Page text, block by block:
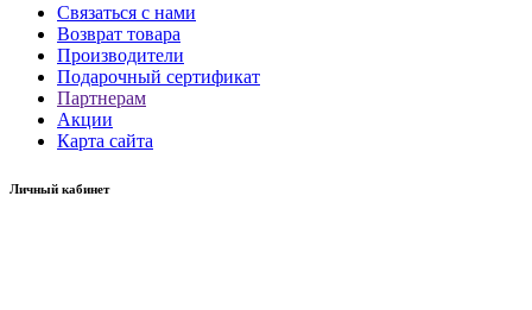
Связаться с нами
Возврат товара
Производители
Подарочный сертификат
Партнерам
Акции
Карта сайта
Личный кабинет